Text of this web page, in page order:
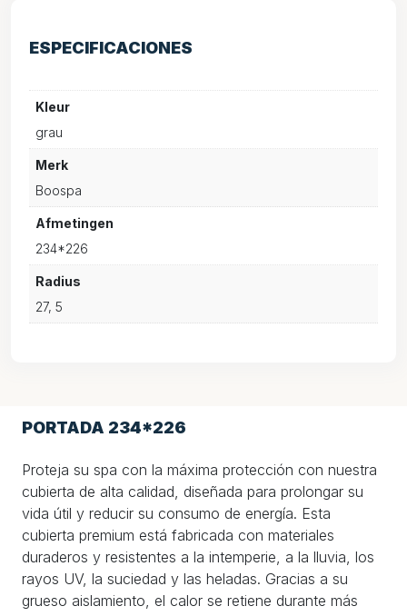
ESPECIFICACIONES
Kleur
grau
Merk
Boospa
Afmetingen
234*226
Radius
27, 5
PORTADA 234*226
Proteja su spa con la máxima protección con nuestra
cubierta de alta calidad, diseñada para prolongar su
vida útil y reducir su consumo de energía. Esta
cubierta premium está fabricada con materiales
duraderos y resistentes a la intemperie, a la lluvia, los
rayos UV, la suciedad y las heladas. Gracias a su
grueso aislamiento, el calor se retiene durante más